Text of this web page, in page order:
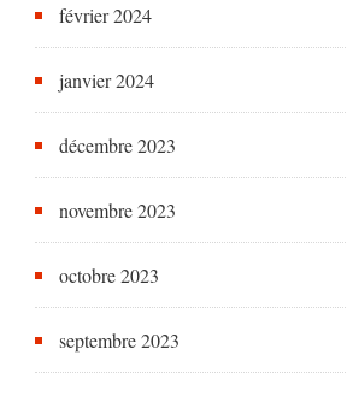
février 2024
janvier 2024
décembre 2023
novembre 2023
octobre 2023
septembre 2023